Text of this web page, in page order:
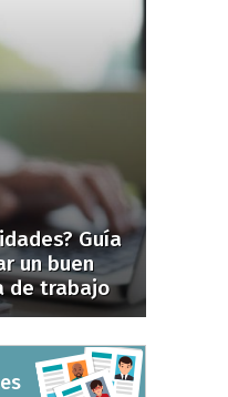
Guía
un buen
de trabajo